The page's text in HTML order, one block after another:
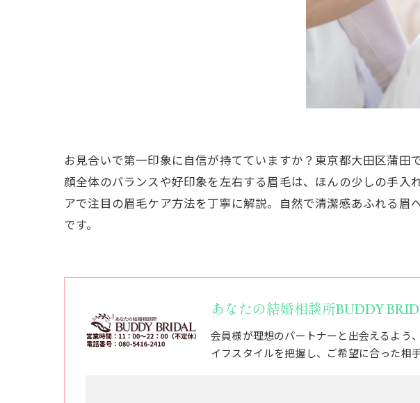
お見合いで第一印象に自信が持てていますか？東京都大田区蒲田
顔全体のバランスや好印象を左右する眉毛は、ほんの少しの手
アで注目の眉毛ケア方法を丁寧に解説。自然で清潔感あふれる
です。
あなたの結婚相談所BUDDY
会員様が理想のパートナーと出会えるよう
イフスタイルを把握し、ご希望に合った相